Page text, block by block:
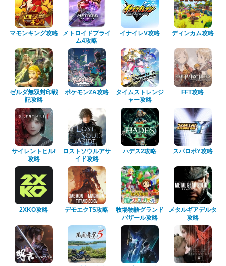
マモンキング攻略
メトロイドプライ
ム4攻略
イナイレV攻略 ディンカム攻略
ゼルダ無双封印戦
記攻略
ポケモンZA攻略
タイムストレンジ
ャー攻略
FFT攻略
サイレントヒルf
攻略
ロストソウルアサ
イド攻略
ハデス2攻略 スパロボY攻略
2XKO攻略 デモエクTS攻略
牧場物語グランド
バザール攻略
メタルギアデルタ
攻略